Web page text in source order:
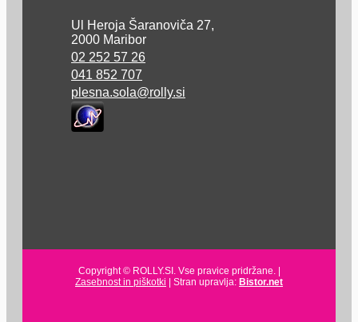
Ul Heroja Šaranoviča 27,
2000 Maribor
02 252 57 26
041 852 707
plesna.sola@rolly.si
Copyright © ROLLY.SI. Vse pravice pridržane. |
Zasebnost in piškotki | Stran upravlja: Bistor.net